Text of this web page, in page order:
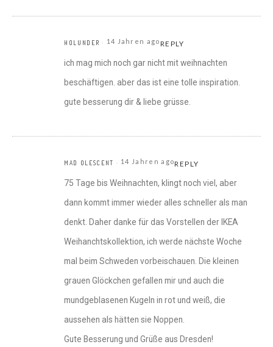
HOLUNDER 14 Jahren agoREPLY
ich mag mich noch gar nicht mit weihnachten
beschäftigen. aber das ist eine tolle inspiration.
gute besserung dir & liebe grüsse.
MAD OLESCENT 14 Jahren agoREPLY
75 Tage bis Weihnachten, klingt noch viel, aber
dann kommt immer wieder alles schneller als man
denkt. Daher danke für das Vorstellen der IKEA
Weihanchtskollektion, ich werde nächste Woche
mal beim Schweden vorbeischauen. Die kleinen
grauen Glöckchen gefallen mir und auch die
mundgeblasenen Kugeln in rot und weiß, die
aussehen als hätten sie Noppen.
Gute Besserung und Grüße aus Dresden!